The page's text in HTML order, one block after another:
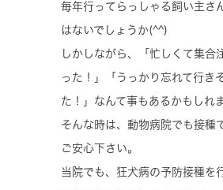
毎年行ってらっしゃる飼い主さ
はないでしょうか(^^)
しかしながら、「忙しくて集合
った！」「うっかり忘れて行き
た！」なんて事もあるかもしれ
そんな時は、動物病院でも接種
ご安心下さい。
当院でも、狂犬病の予防接種を